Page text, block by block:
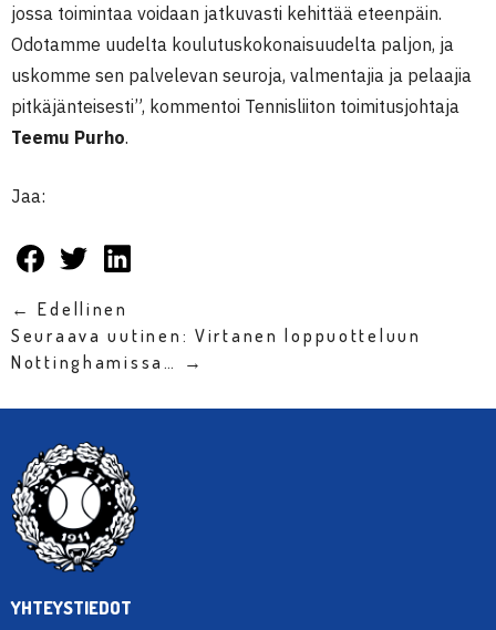
jossa toimintaa voidaan jatkuvasti kehittää eteenpäin.
Odotamme uudelta koulutuskokonaisuudelta paljon, ja
uskomme sen palvelevan seuroja, valmentajia ja pelaajia
pitkäjänteisesti”, kommentoi Tennisliiton toimitusjohtaja
Teemu Purho.
Jaa:
← Edellinen
Seuraava uutinen: Virtanen loppuotteluun
Nottinghamissa… →
YHTEYSTIEDOT